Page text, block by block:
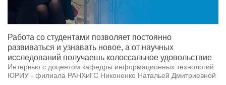
Работа со студентами позволяет постоянно
развиваться и узнавать новое, а от научных
исследований получаешь колоссальное удовольствие
Интервью с доцентом кафедры информационных технологий
ЮРИУ - филиала РАНХиГС Никоненко Натальей Дмитриевной